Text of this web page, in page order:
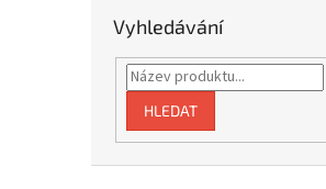
Vyhledávání
HLEDAT